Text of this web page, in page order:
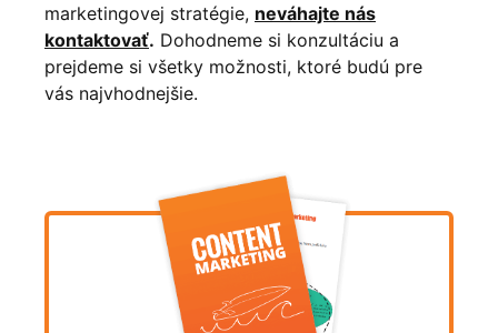
marketingovej stratégie, neváhajte nás
kontaktovať. Dohodneme si konzultáciu a
prejdeme si všetky možnosti, ktoré budú pre
vás najvhodnejšie.